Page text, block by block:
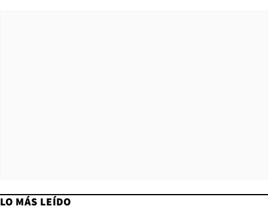
LO MÁS LEÍDO